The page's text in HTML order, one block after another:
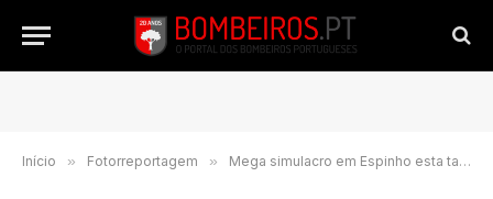
Início » Fotorreportagem » Mega simulacro em Espinho esta tarde (276 imagens)